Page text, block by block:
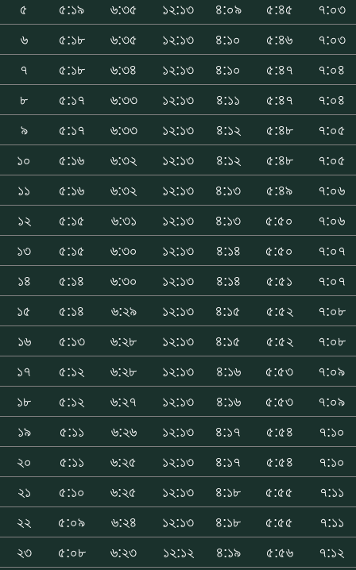
৫
৫:১৯ ৬:৩৫ ১২:১৩ ৪:০৯ ৫:৪৫
৭:০৩
৬
৫:১৮ ৬:৩৫ ১২:১৩ ৪:১০ ৫:৪৬
৭:০৩
৭
৫:১৮ ৬:৩৪ ১২:১৩ ৪:১০ ৫:৪৭
৭:০৪
৮
৫:১৭ ৬:৩৩ ১২:১৩ ৪:১১ ৫:৪৭
৭:০৪
৯
৫:১৭ ৬:৩৩ ১২:১৩ ৪:১২ ৫:৪৮
৭:০৫
১০
৫:১৬ ৬:৩২ ১২:১৩ ৪:১২ ৫:৪৮
৭:০৫
১১
৫:১৬ ৬:৩২ ১২:১৩ ৪:১৩ ৫:৪৯
৭:০৬
১২
৫:১৫ ৬:৩১ ১২:১৩ ৪:১৩ ৫:৫০
৭:০৬
১৩
৫:১৫ ৬:৩০ ১২:১৩ ৪:১৪ ৫:৫০
৭:০৭
১৪
৫:১৪ ৬:৩০ ১২:১৩ ৪:১৪ ৫:৫১
৭:০৭
১৫
৫:১৪ ৬:২৯ ১২:১৩ ৪:১৫ ৫:৫২
৭:০৮
১৬
৫:১৩ ৬:২৮ ১২:১৩ ৪:১৫ ৫:৫২
৭:০৮
১৭
৫:১২ ৬:২৮ ১২:১৩ ৪:১৬ ৫:৫৩
৭:০৯
১৮
৫:১২ ৬:২৭ ১২:১৩ ৪:১৬ ৫:৫৩
৭:০৯
১৯
৫:১১ ৬:২৬ ১২:১৩ ৪:১৭ ৫:৫৪
৭:১০
২০
৫:১১ ৬:২৫ ১২:১৩ ৪:১৭ ৫:৫৪
৭:১০
২১
৫:১০ ৬:২৫ ১২:১৩ ৪:১৮ ৫:৫৫
৭:১১
২২
৫:০৯ ৬:২৪ ১২:১৩ ৪:১৮ ৫:৫৫
৭:১১
২৩
৫:০৮ ৬:২৩ ১২:১২ ৪:১৯ ৫:৫৬
৭:১২